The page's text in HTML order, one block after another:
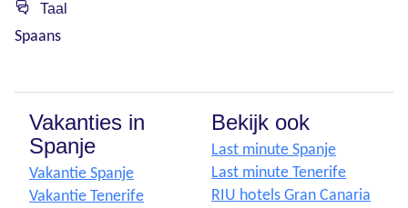
Taal
Spaans
Vakanties in
Spanje
Vakantie Spanje
Vakantie Tenerife
Bekijk ook
Last minute Spanje
Last minute Tenerife
RIU hotels Gran Canaria